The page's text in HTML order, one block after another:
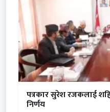
पत्रकार सुरेश रजकलाई
निर्णय